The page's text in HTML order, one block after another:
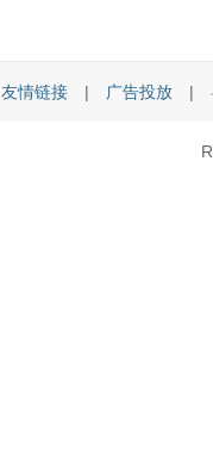
友情链接 | 广告投放 |